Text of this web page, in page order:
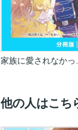
他の人はこち